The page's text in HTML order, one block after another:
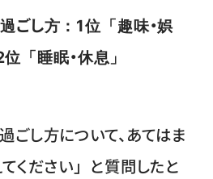
ごし方：1位「趣味・娯
「睡眠・休息」
ごし方について、あてはま
ください」と質問したと